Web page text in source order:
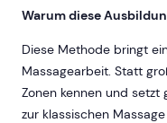
Warum diese
Diese Methode bringt
Massagearbeit. Statt
Zonen kennen und setzt
zur klassischen